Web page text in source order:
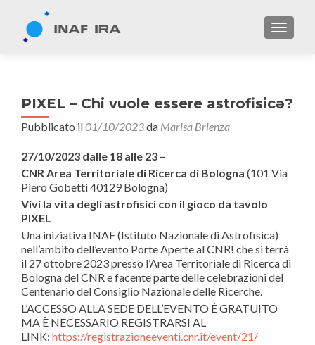
PIXEL – Chi vuole essere astrofisicə?
Pubblicato il01/10/2023da Marisa Brienza
27/10/2023 dalle 18 alle 23 –
CNR Area Territoriale di Ricerca di Bologna (101 Via
Piero Gobetti 40129 Bologna)
Vivi la vita degli astrofisici con il gioco da tavolo
PIXEL
Una iniziativa INAF (Istituto Nazionale di Astrofisica)
nell’ambito dell’evento Porte Aperte al CNR! che si terrà
il 27 ottobre 2023 presso l’Area Territoriale di Ricerca di
Bologna del CNR e facente parte delle celebrazioni del
Centenario del Consiglio Nazionale delle Ricerche.
L’ACCESSO ALLA SEDE DELL’EVENTO È GRATUITO
MA È NECESSARIO REGISTRARSI AL
LINK: https://registrazioneeventi.cnr.it/event/21/